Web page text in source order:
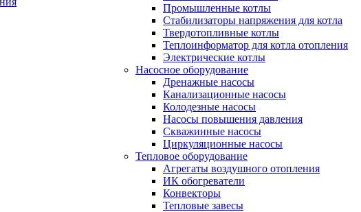
Промышленные котлы
Стабилизаторы напряжения для котла
Твердотопливные котлы
Теплоинформатор для котла отопления
Электрические котлы
Насосное оборудование
Дренажные насосы
Канализационные насосы
Колодезные насосы
Насосы повышения давления
Скважинные насосы
Циркуляционные насосы
Тепловое оборудование
Агрегаты воздушного отопления
ИК обогреватели
Конвекторы
Тепловые завесы